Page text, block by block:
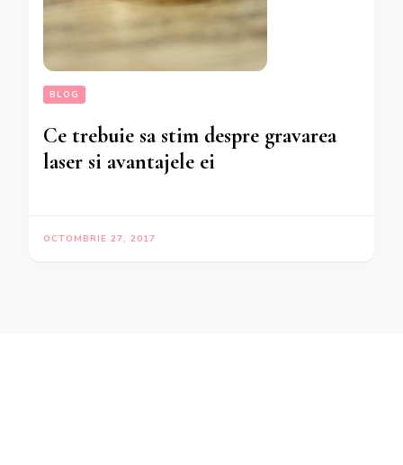
BLOG
Ce trebuie sa stim despre gravarea
laser si avantajele ei
OCTOMBRIE 27, 2017